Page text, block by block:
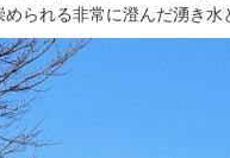
られる非常に澄んだ湧き水